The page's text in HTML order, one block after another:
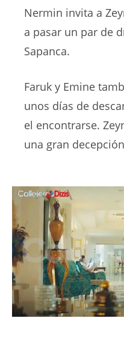
Nermin invita a
a pasar un par de
Sapanca.
Faruk y Emine
unos días de
el encontrarse.
una gran